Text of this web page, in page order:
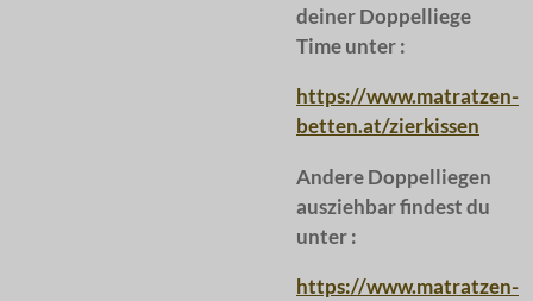
deiner Doppelliege
Time unter :
https://www.matratzen-
betten.at/zierkissen
Andere Doppelliegen
ausziehbar findest du
unter :
https://www.matratzen-